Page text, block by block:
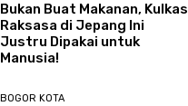
Bukan Buat Makanan, Kulkas
Raksasa di Jepang Ini
Justru Dipakai untuk
Manusia!
BOGOR KOTA